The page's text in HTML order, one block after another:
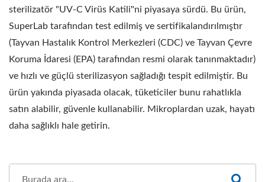
sterilizatör "UV-C Virüs Katili"ni piyasaya sürdü. Bu ürün,
SuperLab tarafından test edilmiş ve sertifikalandırılmıştır
(Tayvan Hastalık Kontrol Merkezleri (CDC) ve Tayvan Çevre
Koruma İdaresi (EPA) tarafından resmi olarak tanınmaktadır)
ve hızlı ve güçlü sterilizasyon sağladığı tespit edilmiştir. Bu
ürün yakında piyasada olacak, tüketiciler bunu rahatlıkla
satın alabilir, güvenle kullanabilir. Mikroplardan uzak, hayatı
daha sağlıklı hale getirin.